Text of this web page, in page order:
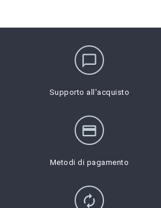
chat_bubble_outline
Supporto all'acquisto
credit_card
Metodi di pagamento
autorenew